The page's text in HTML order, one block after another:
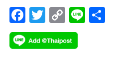
F
ac
e
T
wi
tt
C
o
p
Li